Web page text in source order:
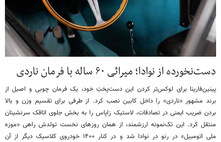
دست‌نخورده از نوادا؛ میراثی ۶۰ ساله با فرمان ناردی
پینین‌فارینا برای لوکس‌تر کردن این دست‌پختِ خود، یک فرمان چوبی و اصیل از
برند مشهور «ناردی» را داخل کابین نصب کرد. از طرفی برای تقسیم وزن و بالا
بردن ضریب ایمنی در تصادفات، لاستیک زاپاس را به بخش جلوی اتاقک سرنشینان
منتقل کرد. این تک‌نمونه ارزشمند، از همان روزهای نخست تولدش راهی «موزه
ملی اتومبیل» در رنو در نوادا شد و در کنار ۱۴۰۰ خودروی کلاسیک دیگر از آن